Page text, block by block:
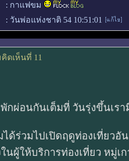
: กาแฟขม
: วันพ่อแห่งชาติ 54 10:51:01
ดเห็นที่ 11
กผ่อนกันเต็มที่ วันรุ่งขึ้นเร
ด้ร่วมไปเปิดฤดูท่องเที่ยวอั
นผู้ให้บริการท่องเที่ยว หมู่เ